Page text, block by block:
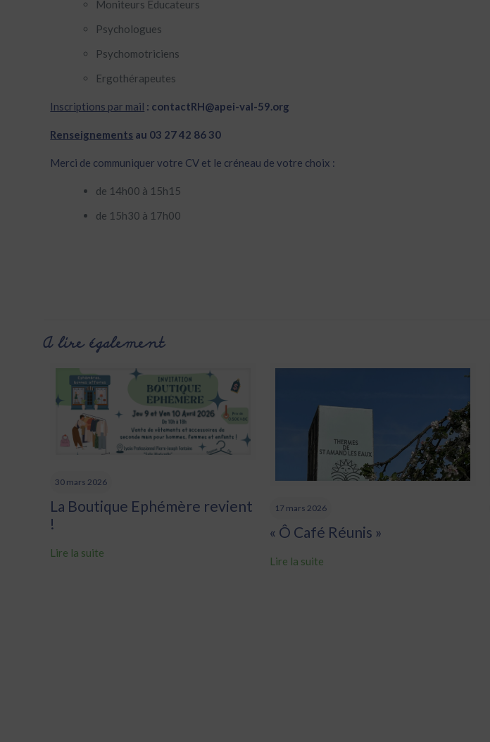
Moniteurs Educateurs
Psychologues
Psychomotriciens
Ergothérapeutes
Inscriptions par mail : contactRH@apei-val-59.org
Renseignements au 03 27 42 86 30
Merci de communiquer votre CV et le créneau de votre choix :
de 14h00 à 15h15
de 15h30 à 17h00
A lire également
30 mars 2026
La Boutique Ephémère revient
!
Lire la suite
17 mars 2026
« Ô Café Réunis »
Lire la suite